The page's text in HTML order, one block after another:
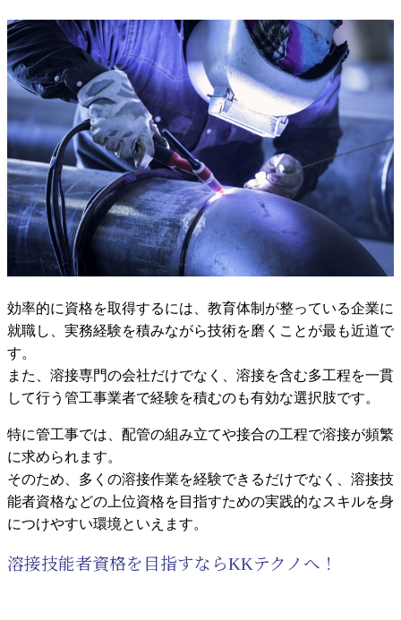
効率的に資格を取得するには、教育体制が整っている企業に
就職し、実務経験を積みながら技術を磨くことが最も近道で
す。
また、溶接専門の会社だけでなく、溶接を含む多工程を一貫
して行う管工事業者で経験を積むのも有効な選択肢です。
特に管工事では、配管の組み立てや接合の工程で溶接が頻繁
に求められます。
そのため、多くの溶接作業を経験できるだけでなく、溶接技
能者資格などの上位資格を目指すための実践的なスキルを身
につけやすい環境といえます。
溶接技能者資格を目指すならKKテクノへ！